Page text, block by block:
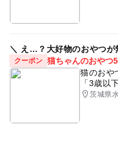
＼ え…？大好物のおやつ
クーポン 猫ちゃんのおや
猫のお
「3歳以
茨城県